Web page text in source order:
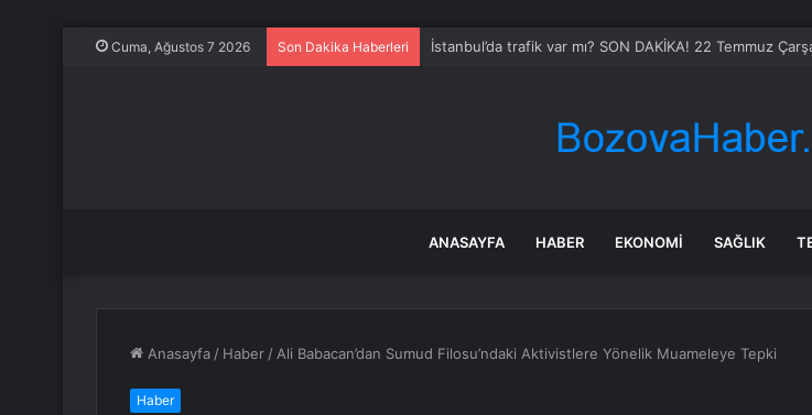
Cuma, Ağustos 7 2026 Son Dakika Haberleri İstanbul’da trafik var mı? SON DAKİKA! 22 Temmuz
ANASAYFA HABER EKONOMI SAĞLIK
Anasayfa / Haber / Ali Babacan’dan Sumud Filosu’ndaki Aktivistlere Yönelik Muameleye Tepki
Haber